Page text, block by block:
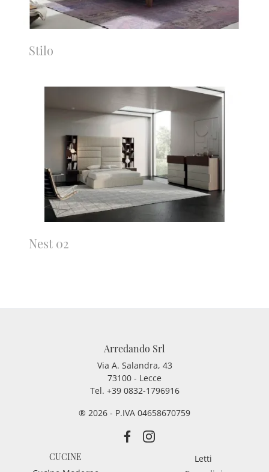
Stilo
Nest 02
Arredando Srl
Via A. Salandra, 43
73100 - Lecce
Tel. +39 0832-1796916
® 2026 - P.IVA 04658670759
CUCINE
Letti